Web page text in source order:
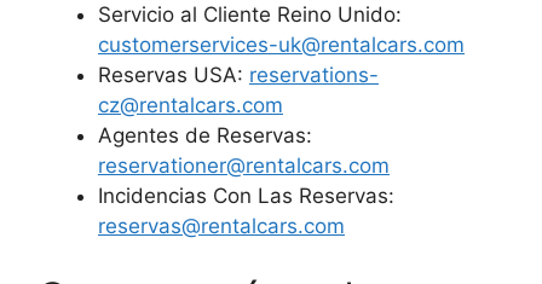
Servicio al Cliente Reino Unido:
customerservices-uk@rentalcars.com
Reservas USA: reservations-
cz@rentalcars.com
Agentes de Reservas:
reservationer@rentalcars.com
Incidencias Con Las Reservas:
reservas@rentalcars.com